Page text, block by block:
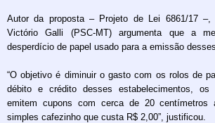
Autor da proposta – Projeto de Lei 6861/17 –,
Victório Galli (PSC-MT) argumenta que a
desperdício de papel usado para a emissão
“O objetivo é diminuir o gasto com os rolos de
débito e crédito desses estabelecimentos, os
emitem cupons com cerca de 20
simples cafezinho que custa R$ 2,00”, justificou.